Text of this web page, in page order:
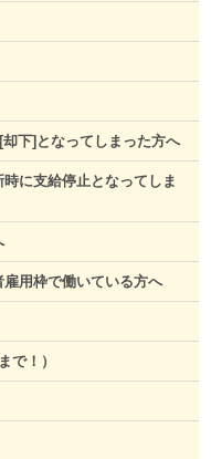
下]となってしまった方へ
に支給停止となってしま
用枠で働いている方へ
で！）